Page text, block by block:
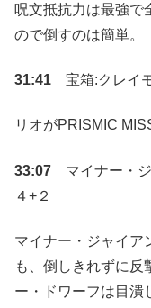
呪文抵抗力は最強で
ので倒すのは簡単。
31:41 宝箱:クレイ
リオがPRISMIC
33:07 マイナー・ジ
４+２
マイナー・ジャイア
も、倒しきれずに反
ー・ドワーフは目潰